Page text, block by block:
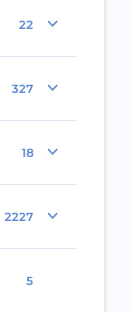
22
327
18
2227
5